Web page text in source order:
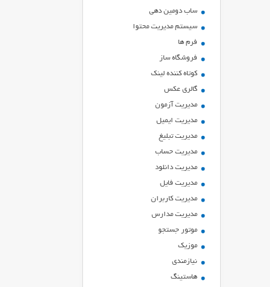
ساب دومین دهی
سیستم مدیریت محتوا
فرم ها
فروشگاه ساز
کوتاه کننده لینک
گالری عکس
مدیریت آزمون
مدیریت ایمیل
مدیریت تبلیغ
مدیریت حساب
مدیریت دانلود
مدیریت فایل
مدیریت کاربران
مدیریت مدارس
موتور جستجو
موزیک
نیازمندی
هاستينگ